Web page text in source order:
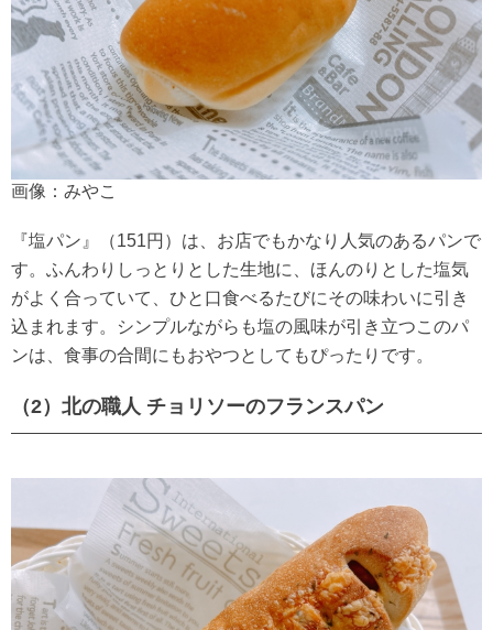
画像：みやこ
『塩パン』（151円）は、お店でもかなり人気のあるパンで
す。ふんわりしっとりとした生地に、ほんのりとした塩気
がよく合っていて、ひと口食べるたびにその味わいに引き
込まれます。シンプルながらも塩の風味が引き立つこのパ
ンは、食事の合間にもおやつとしてもぴったりです。
（2）北の職人 チョリソーのフランスパン